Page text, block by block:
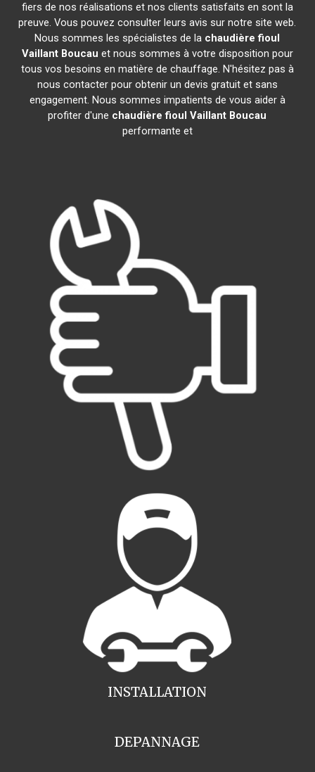
fiers de nos réalisations et nos clients satisfaits en sont la
preuve. Vous pouvez consulter leurs avis sur notre site web.
Nous sommes les spécialistes de la chaudière fioul
Vaillant Boucau et nous sommes à votre disposition pour
tous vos besoins en matière de chauffage. N'hésitez pas à
nous contacter pour obtenir un devis gratuit et sans
engagement. Nous sommes impatients de vous aider à
profiter d'une chaudière fioul Vaillant Boucau
performante et
INSTALLATION
DEPANNAGE